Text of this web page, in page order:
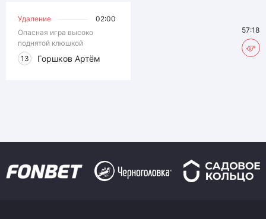
Удаление
02:00
Опасная игра высоко
поднятой клюшкой
13
Горшков Артём
57:18